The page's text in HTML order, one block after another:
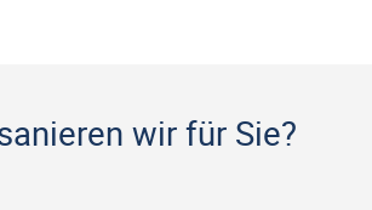
wir für Sie?